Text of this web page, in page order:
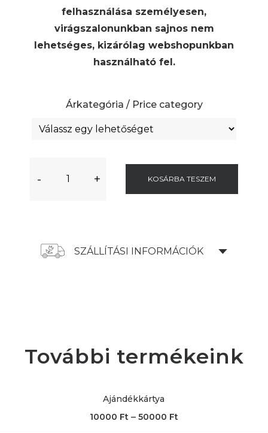
felhasználása személyesen,
virágszalonunkban sajnos nem
lehetséges, kizárólag webshopunkban
használható fel.
Árkategória / Price category
- + KOSÁRBA TESZEM
SZÁLLÍTÁSI INFORMÁCIÓK
További termékeink
Ajándékkártya
10000 Ft – 50000 Ft